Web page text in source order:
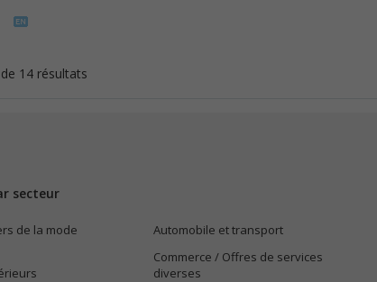
14 résultats
secteur
de la mode Automobile et transport
Commerce / Offres de services
diverses